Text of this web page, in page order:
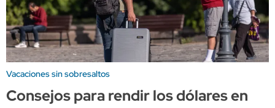
Vacaciones sin sobresaltos
Consejos para rendir los dólares en